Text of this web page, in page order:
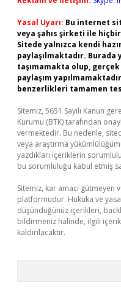
Yasal Uyarı: Bu internet
veya şahıs şirketi ile
Sitede yalnızca kendi
paylaşılmaktadır.
taşımamakta olup,
paylaşım
benzerlikleri tamamen
Sitemiz, 5651 Sayılı Kanun
Kurumu (BTK) tarafından
vermektedir. Bu nedenle,
veya araştırma
yazdıkları içeriklerin
bu sorumluluğu kabul etmiş
Sitemiz, kar amacı gütmeyen
platformudur. Hukuka ve
düşündüğünüz içerikleri,
bildirmeniz halinde, ilgili
kaldırılacaktır.